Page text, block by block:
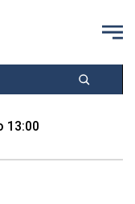
13:00